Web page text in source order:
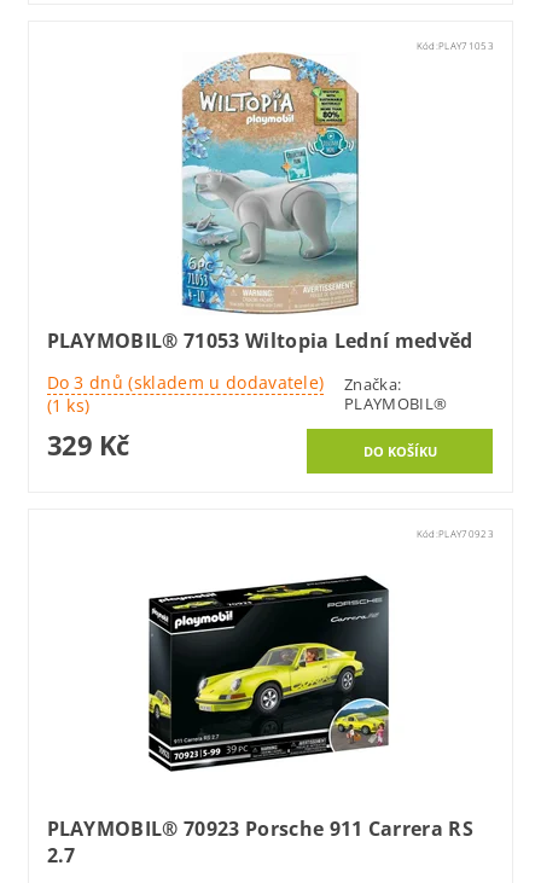
Kód:PLAY71053
PLAYMOBIL® 71053 Wiltopia Lední medvěd
Do 3 dnů (skladem u dodavatele)
(1 ks)
Značka:
PLAYMOBIL®
329 Kč
Kód:PLAY70923
PLAYMOBIL® 70923 Porsche 911 Carrera RS
2.7